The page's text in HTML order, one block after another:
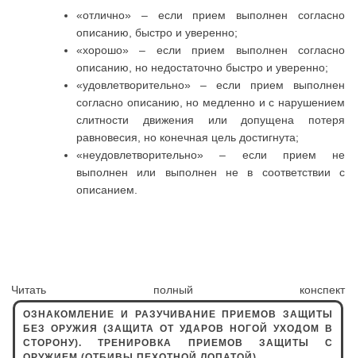
«отлично» – если прием выполнен согласно
описанию, быстро и уверенно;
«хорошо» – если прием выполнен согласно
описанию, но недостаточно быстро и уверенно;
«удовлетворительно» – если прием выполнен
согласно описанию, но медленно и с нарушением
слитности движения или допущена потеря
равновесия, но конечная цель достигнута;
«неудовлетворительно» – если прием не
выполнен или выполнен не в соответствии с
описанием.
Читать полный конспект
ОЗНАКОМЛЕНИЕ И РАЗУЧИВАНИЕ ПРИЕМОВ ЗАЩИТЫ
БЕЗ ОРУЖИЯ (ЗАЩИТА ОТ УДАРОВ НОГОЙ УХОДОМ В
СТОРОНУ). ТРЕНИРОВКА ПРИЕМОВ ЗАЩИТЫ С